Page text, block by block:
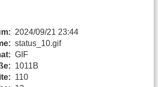
2024/09/21 23:44
status_10.gif
GIF
1011B
110